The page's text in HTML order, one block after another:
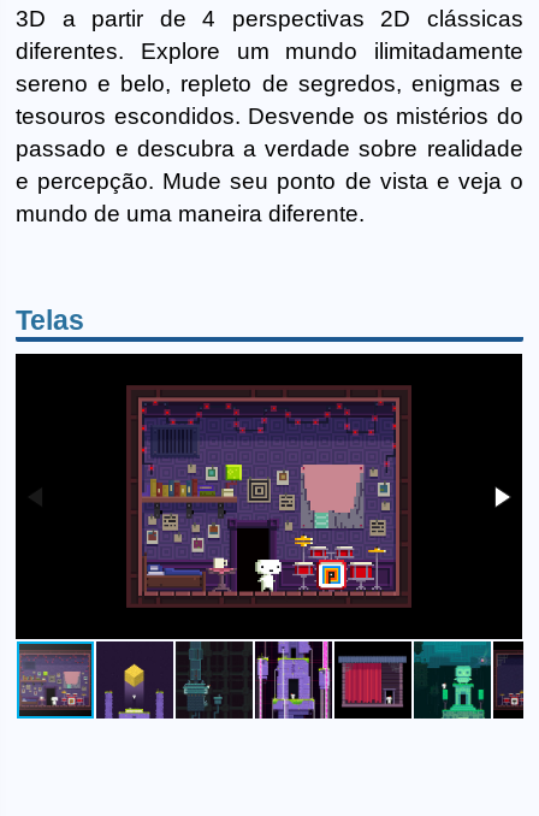
3D a partir de 4 perspectivas 2D clássicas
diferentes. Explore um mundo ilimitadamente
sereno e belo, repleto de segredos, enigmas e
tesouros escondidos. Desvende os mistérios do
passado e descubra a verdade sobre realidade
e percepção. Mude seu ponto de vista e veja o
mundo de uma maneira diferente.
Telas